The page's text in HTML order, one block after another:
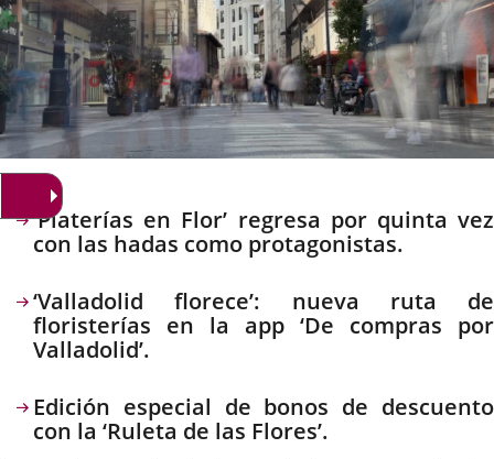
Descripción
‘Platerías en Flor’ regresa por quinta vez
con las hadas como protagonistas.
‘Valladolid florece’: nueva ruta de
floristerías en la app ‘De compras por
Valladolid’.
Edición especial de bonos de descuento
con la ‘Ruleta de las Flores’.